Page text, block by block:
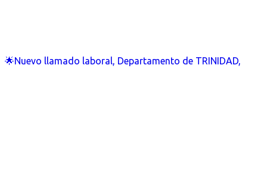
🌟Nuevo llamado laboral, Departamento de TRINIDAD,